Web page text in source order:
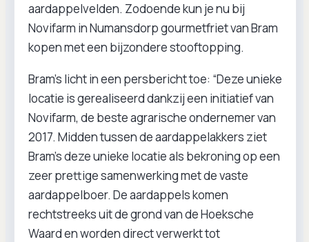
aardappelvelden. Zodoende kun je nu bij
Novifarm in Numansdorp gourmetfriet van Bram
kopen met een bijzondere stooftopping.
Bram’s licht in een persbericht toe: “Deze unieke
locatie is gerealiseerd dankzij een initiatief van
Novifarm, de beste agrarische ondernemer van
2017. Midden tussen de aardappelakkers ziet
Bram’s deze unieke locatie als bekroning op een
zeer prettige samenwerking met de vaste
aardappelboer. De aardappels komen
rechtstreeks uit de grond van de Hoeksche
Waard en worden direct verwerkt tot